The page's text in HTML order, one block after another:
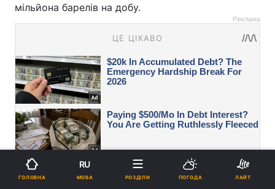
мільйона барелів на добу.
Реклама
ГОЛОВНА
RU
МОВА РОЗДІЛИ ПОГОДА ЛАЙТ